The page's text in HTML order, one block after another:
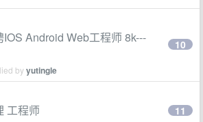
Android Web工程师 8k---
byyutingle
10
工程师 11